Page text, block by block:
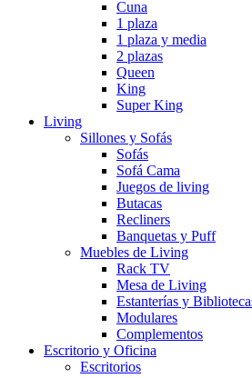
Cuna
1 plaza
1 plaza y media
2 plazas
Queen
King
Super King
Living
Sillones y Sofás
Sofás
Sofá Cama
Juegos de living
Butacas
Recliners
Banquetas y Puff
Muebles de Living
Rack TV
Mesa de Living
Estanterías y
Modulares
Complementos
Escritorio y Oficina
Escritorios